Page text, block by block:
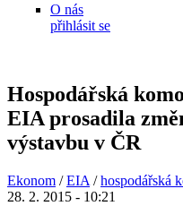
O nás
přihlásit se
Hospodářská
EIA prosadila
výstavbu v ČR
Ekonom /EIA /hospodářská
28. 2. 2015 - 10:21